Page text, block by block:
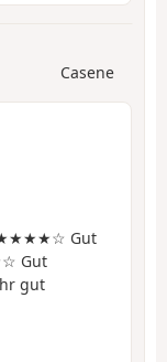
Casene
Gut
Gut
gut